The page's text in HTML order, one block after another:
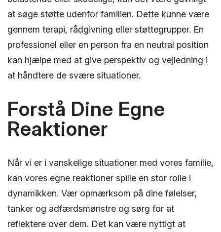
at søge støtte udenfor familien. Dette kunne være
gennem terapi, rådgivning eller støttegrupper. En
professionel eller en person fra en neutral position
kan hjælpe med at give perspektiv og vejledning i
at håndtere de svære situationer.
Forstå Dine Egne
Reaktioner
Når vi er i vanskelige situationer med vores familie,
kan vores egne reaktioner spille en stor rolle i
dynamikken. Vær opmærksom på dine følelser,
tanker og adfærdsmønstre og sørg for at
reflektere over dem. Det kan være nyttigt at